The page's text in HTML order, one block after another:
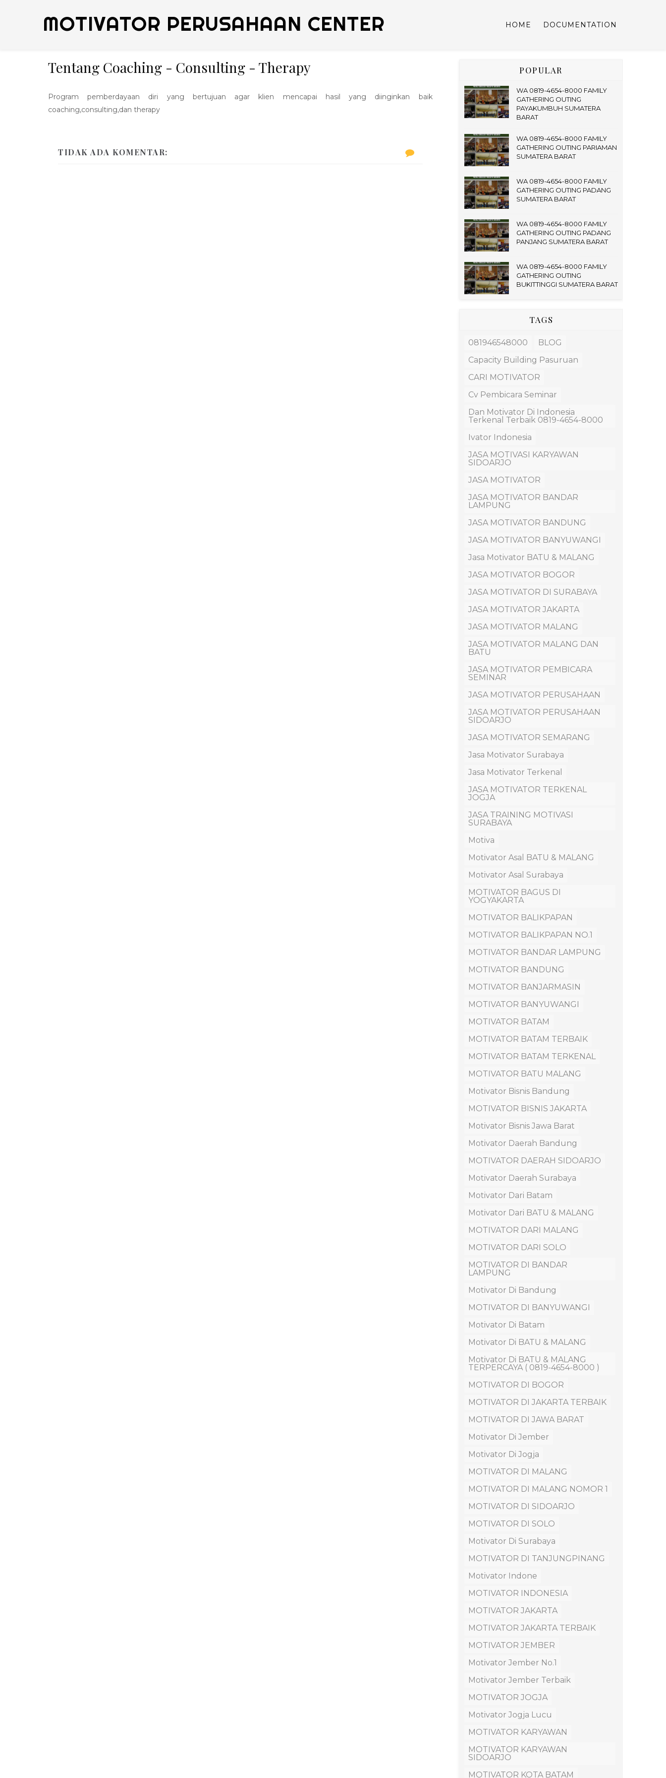
MOTIVATOR PERUSAHAAN CENTER HOME DOCUMENTATION
Tentang Coaching - Consulting - Therapy
Program pemberdayaan diri yang bertujuan agar klien mencapai hasil yang diinginkan baik
coaching,consulting,dan therapy
TIDAK ADA KOMENTAR:
POPULAR
WA 0819-4654-8000 FAMILY
GATHERING OUTING
PAYAKUMBUH SUMATERA
BARAT
WA 0819-4654-8000 FAMILY
GATHERING OUTING PARIAMAN
SUMATERA BARAT
WA 0819-4654-8000 FAMILY
GATHERING OUTING PADANG
SUMATERA BARAT
WA 0819-4654-8000 FAMILY
GATHERING OUTING PADANG
PANJANG SUMATERA BARAT
WA 0819-4654-8000 FAMILY
GATHERING OUTING
BUKITTINGGI SUMATERA BARAT
TAGS
081946548000
BLOG
Capacity Building Pasuruan
CARI MOTIVATOR
Cv Pembicara Seminar
Dan Motivator Di Indonesia
Terkenal Terbaik 0819-4654-8000
Ivator Indonesia
JASA MOTIVASI KARYAWAN
SIDOARJO
JASA MOTIVATOR
JASA MOTIVATOR BANDAR
LAMPUNG
JASA MOTIVATOR BANDUNG
JASA MOTIVATOR BANYUWANGI
Jasa Motivator BATU & MALANG
JASA MOTIVATOR BOGOR
JASA MOTIVATOR DI SURABAYA
JASA MOTIVATOR JAKARTA
JASA MOTIVATOR MALANG
JASA MOTIVATOR MALANG DAN
BATU
JASA MOTIVATOR PEMBICARA
SEMINAR
JASA MOTIVATOR PERUSAHAAN
JASA MOTIVATOR PERUSAHAAN
SIDOARJO
JASA MOTIVATOR SEMARANG
Jasa Motivator Surabaya
Jasa Motivator Terkenal
JASA MOTIVATOR TERKENAL
JOGJA
JASA TRAINING MOTIVASI
SURABAYA
Motiva
Motivator Asal BATU & MALANG
Motivator Asal Surabaya
MOTIVATOR BAGUS DI
YOGYAKARTA
MOTIVATOR BALIKPAPAN
MOTIVATOR BALIKPAPAN NO.1
MOTIVATOR BANDAR LAMPUNG
MOTIVATOR BANDUNG
MOTIVATOR BANJARMASIN
MOTIVATOR BANYUWANGI
MOTIVATOR BATAM
MOTIVATOR BATAM TERBAIK
MOTIVATOR BATAM TERKENAL
MOTIVATOR BATU MALANG
Motivator Bisnis Bandung
MOTIVATOR BISNIS JAKARTA
Motivator Bisnis Jawa Barat
Motivator Daerah Bandung
MOTIVATOR DAERAH SIDOARJO
Motivator Daerah Surabaya
Motivator Dari Batam
Motivator Dari BATU & MALANG
MOTIVATOR DARI MALANG
MOTIVATOR DARI SOLO
MOTIVATOR DI BANDAR
LAMPUNG
Motivator Di Bandung
MOTIVATOR DI BANYUWANGI
Motivator Di Batam
Motivator Di BATU & MALANG
Motivator Di BATU & MALANG
TERPERCAYA ( 0819-4654-8000 )
MOTIVATOR DI BOGOR
MOTIVATOR DI JAKARTA TERBAIK
MOTIVATOR DI JAWA BARAT
Motivator Di Jember
Motivator Di Jogja
MOTIVATOR DI MALANG
MOTIVATOR DI MALANG NOMOR 1
MOTIVATOR DI SIDOARJO
MOTIVATOR DI SOLO
Motivator Di Surabaya
MOTIVATOR DI TANJUNGPINANG
Motivator Indone
MOTIVATOR INDONESIA
MOTIVATOR JAKARTA
MOTIVATOR JAKARTA TERBAIK
MOTIVATOR JEMBER
Motivator Jember No.1
Motivator Jember Terbaik
MOTIVATOR JOGJA
Motivator Jogja Lucu
MOTIVATOR KARYAWAN
MOTIVATOR KARYAWAN
SIDOARJO
MOTIVATOR KOTA BATAM